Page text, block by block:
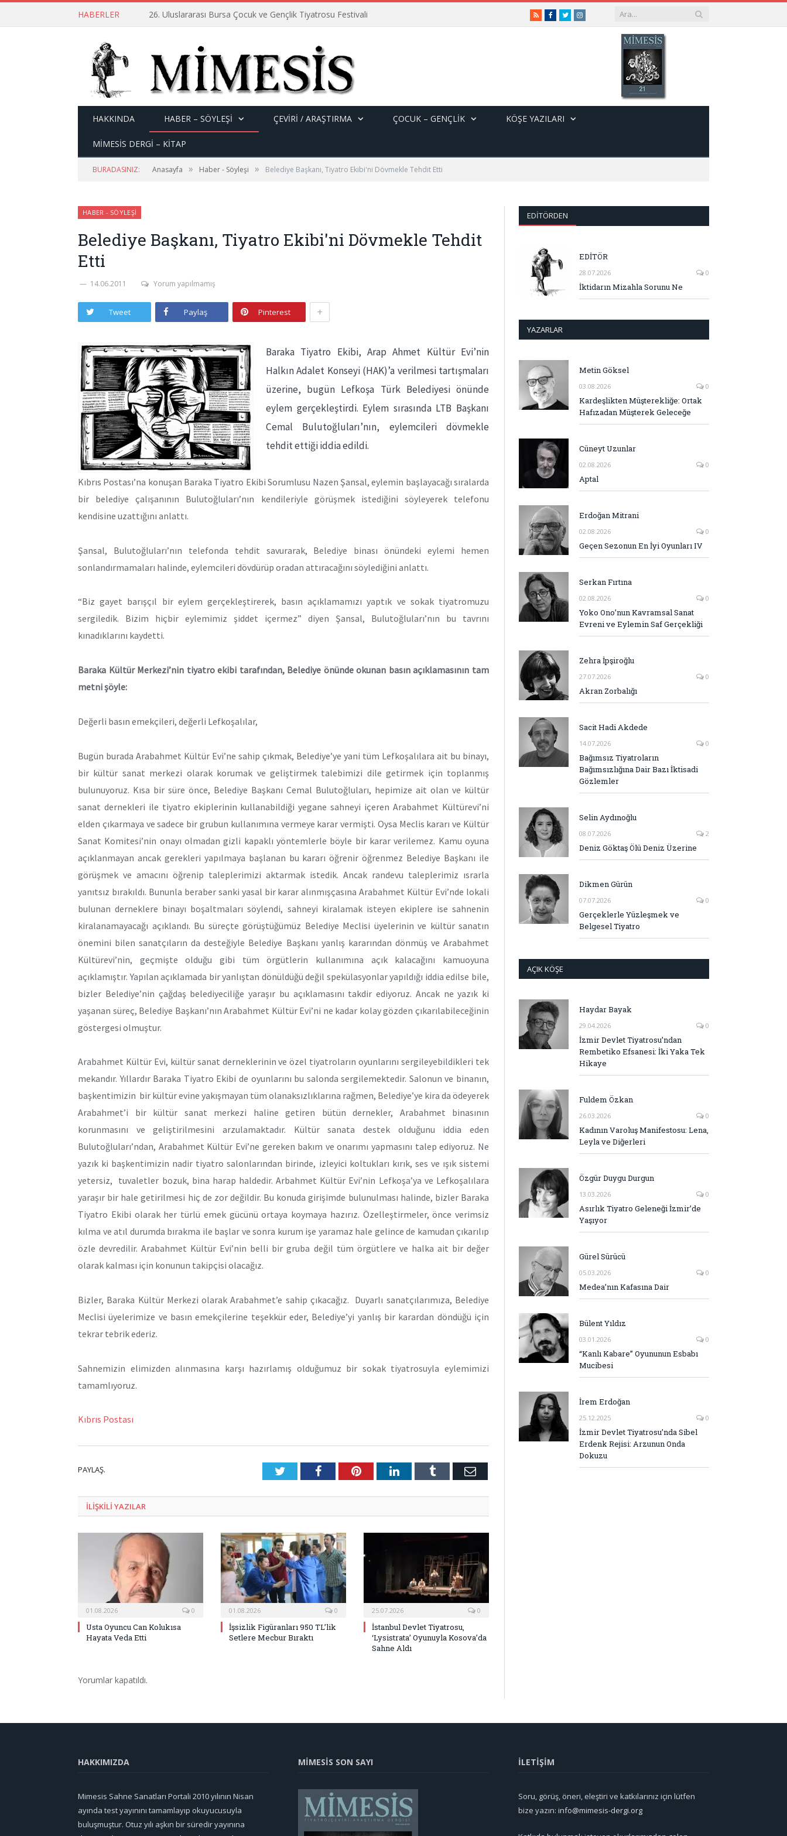
HABERLER 26. Uluslararası Bursa Çocuk ve Gençlik Tiyatrosu Festivali RSSFacebook
TwitterInstagram
HAKKINDA HABER – SÖYLEŞI ÇEVİRİ / ARAŞTIRMA ÇOCUK – GENÇLIK KÖŞE YAZILARI
MİMESİS DERGİ – KİTAP
BURADASINIZ: Anasayfa » Haber - Söyleşi » Belediye Başkanı, Tiyatro Ekibi'ni Dövmekle Tehdit Etti
HABER - SÖYLEŞI
Belediye Başkanı, Tiyatro Ekibi'ni Dövmekle Tehdit
Etti
14.06.2011 Yorum yapılmamış
Tweet Paylaş Pinterest +
Baraka Tiyatro Ekibi, Arap Ahmet Kültür Evi’nin
Halkın Adalet Konseyi (HAK)’a verilmesi tartışmaları
üzerine, bugün Lefkoşa Türk Belediyesi önünde
eylem gerçekleştirdi. Eylem sırasında LTB Başkanı
Cemal Bulutoğluları’nın, eylemcileri dövmekle
tehdit ettiği iddia edildi.
Kıbrıs Postası’na konuşan Baraka Tiyatro Ekibi Sorumlusu Nazen Şansal, eylemin başlayacağı sıralarda
bir belediye çalışanının Bulutoğluları’nın kendileriyle görüşmek istediğini söyleyerek telefonu
kendisine uzattığını anlattı.
Şansal, Bulutoğluları’nın telefonda tehdit savurarak, Belediye binası önündeki eylemi hemen
sonlandırmamaları halinde, eylemcileri dövdürüp oradan attıracağını söylediğini anlattı.
“Biz gayet barışçıl bir eylem gerçekleştirerek, basın açıklamamızı yaptık ve sokak tiyatromuzu
sergiledik. Bizim hiçbir eylemimiz şiddet içermez” diyen Şansal, Bulutoğluları’nın bu tavrını
kınadıklarını kaydetti.
Baraka Kültür Merkezi’nin tiyatro ekibi tarafından, Belediye önünde okunan basın açıklamasının tam
metni şöyle:
Değerli basın emekçileri, değerli Lefkoşalılar,
Bugün burada Arabahmet Kültür Evi’ne sahip çıkmak, Belediye’ye yani tüm Lefkoşalılara ait bu binayı,
bir kültür sanat merkezi olarak korumak ve geliştirmek talebimizi dile getirmek için toplanmış
bulunuyoruz. Kısa bir süre önce, Belediye Başkanı Cemal Bulutoğluları, hepimize ait olan ve kültür
sanat dernekleri ile tiyatro ekiplerinin kullanabildiği yegane sahneyi içeren Arabahmet Kültürevi’ni
elden çıkarmaya ve sadece bir grubun kullanımına vermeye karar vermişti. Oysa Meclis kararı ve Kültür
Sanat Komitesi’nin onayı olmadan gizli kapaklı yöntemlerle böyle bir karar verilemez. Kamu oyuna
açıklanmayan ancak gerekleri yapılmaya başlanan bu kararı öğrenir öğrenmez Belediye Başkanı ile
görüşmek ve amacını öğrenip taleplerimizi aktarmak istedik. Ancak randevu taleplerimiz ısrarla
yanıtsız bırakıldı. Bununla beraber sanki yasal bir karar alınmışçasına Arabahmet Kültür Evi’nde lokali
bulunan derneklere binayı boşaltmaları söylendi, sahneyi kiralamak isteyen ekiplere ise sahnenin
kiralanamayacağı açıklandı. Bu süreçte görüştüğümüz Belediye Meclisi üyelerinin ve kültür sanatın
önemini bilen sanatçıların da desteğiyle Belediye Başkanı yanlış kararından dönmüş ve Arabahmet
Kültürevi’nin, geçmişte olduğu gibi tüm örgütlerin kullanımına açık kalacağını kamuoyuna
açıklamıştır. Yapılan açıklamada bir yanlıştan dönüldüğü değil spekülasyonlar yapıldığı iddia edilse bile,
bizler Belediye’nin çağdaş belediyeciliğe yaraşır bu açıklamasını takdir ediyoruz. Ancak ne yazık ki
yaşanan süreç, Belediye Başkanı’nın Arabahmet Kültür Evi’ni ne kadar kolay gözden çıkarılabileceğinin
göstergesi olmuştur.
Arabahmet Kültür Evi, kültür sanat derneklerinin ve özel tiyatroların oyunlarını sergileyebildikleri tek
mekandır. Yıllardır Baraka Tiyatro Ekibi de oyunlarını bu salonda sergilemektedir. Salonun ve binanın,
başkentimizin bir kültür evine yakışmayan tüm olanaksızlıklarına rağmen, Belediye’ye kira da ödeyerek
Arabahmet’i bir kültür sanat merkezi haline getiren bütün dernekler, Arabahmet binasının
korunmasını ve geliştirilmesini arzulamaktadır. Kültür sanata destek olduğunu iddia eden
Bulutoğluları’ndan, Arabahmet Kültür Evi’ne gereken bakım ve onarımı yapmasını talep ediyoruz. Ne
yazık ki başkentimizin nadir tiyatro salonlarından birinde, izleyici koltukları kırık, ses ve ışık sistemi
yetersiz, tuvaletler bozuk, bina harap haldedir. Arbahmet Kültür Evi’nin Lefkoşa’ya ve Lefkoşalılara
yaraşır bir hale getirilmesi hiç de zor değildir. Bu konuda girişimde bulunulması halinde, bizler Baraka
Tiyatro Ekibi olarak her türlü emek gücünü ortaya koymaya hazırız. Özelleştirmeler, önce verimsiz
kılma ve atıl durumda bırakma ile başlar ve sonra kurum işe yaramaz hale gelince de kamudan çıkarılıp
özle devredilir. Arabahmet Kültür Evi’nin belli bir gruba değil tüm örgütlere ve halka ait bir değer
olarak kalması için konunun takipçisi olacağız.
Bizler, Baraka Kültür Merkezi olarak Arabahmet’e sahip çıkacağız. Duyarlı sanatçılarımıza, Belediye
Meclisi üyelerimize ve basın emekçilerine teşekkür eder, Belediye’yi yanlış bir karardan döndüğü için
tekrar tebrik ederiz.
Sahnemizin elimizden alınmasına karşı hazırlamış olduğumuz bir sokak tiyatrosuyla eylemimizi
tamamlıyoruz.
Kıbrıs Postası
PAYLAŞ. TwitterFacebookPinterestLinkedInTumblr E-
ILIŞKILI YAZILAR
01.08.2026 0
Usta Oyuncu Can Kolukısa
Hayata Veda Etti
01.08.2026 0
İşsizlik Figüranları 950 TL’lik
Setlere Mecbur Bıraktı
25.07.2026 0
İstanbul Devlet Tiyatrosu,
‘Lysistrata’ Oyunuyla Kosova’da
Sahne Aldı
Yorumlar kapatıldı.
EDITÖRDEN
EDİTÖR
28.07.2026 0
İktidarın Mizahla Sorunu Ne
YAZARLAR
Metin Göksel
03.08.2026 0
Kardeşlikten Müşterekliğe: Ortak
Hafızadan Müşterek Geleceğe
Cüneyt Uzunlar
02.08.2026 0
Aptal
Erdoğan Mitrani
02.08.2026 0
Geçen Sezonun En İyi Oyunları IV
Serkan Fırtına
02.08.2026 0
Yoko Ono’nun Kavramsal Sanat
Evreni ve Eylemin Saf Gerçekliği
Zehra İpşiroğlu
27.07.2026 0
Akran Zorbalığı
Sacit Hadi Akdede
14.07.2026 0
Bağımsız Tiyatroların
Bağımsızlığına Dair Bazı İktisadi
Gözlemler
Selin Aydınoğlu
08.07.2026 2
Deniz Göktaş Ölü Deniz Üzerine
Dikmen Gürün
07.07.2026 0
Gerçeklerle Yüzleşmek ve
Belgesel Tiyatro
AÇIK KÖŞE
Haydar Bayak
29.04.2026 0
İzmir Devlet Tiyatrosu’ndan
Rembetiko Efsanesi: İki Yaka Tek
Hikaye
Fuldem Özkan
26.03.2026 0
Kadının Varoluş Manifestosu: Lena,
Leyla ve Diğerleri
Özgür Duygu Durgun
13.03.2026 0
Asırlık Tiyatro Geleneği İzmir’de
Yaşıyor
Gürel Sürücü
05.03.2026 0
Medea’nın Kafasına Dair
Bülent Yıldız
03.01.2026 0
“Kanlı Kabare” Oyununun Esbabı
Mucibesi
İrem Erdoğan
25.12.2025 0
İzmir Devlet Tiyatrosu’nda Sibel
Erdenk Rejisi: Arzunun Onda
Dokuzu
HAKKIMIZDA
Mimesis Sahne Sanatları Portali 2010 yılının Nisan
ayında test yayınını tamamlayıp okuyucusuyla
buluşmuştur. Otuz yılı aşkın bir süredir yayınına
MİMESİS SON SAYI İLETİŞİM
Soru, görüş, öneri, eleştiri ve katkılarınız için lütfen
bize yazın: info@mimesis-dergi.org